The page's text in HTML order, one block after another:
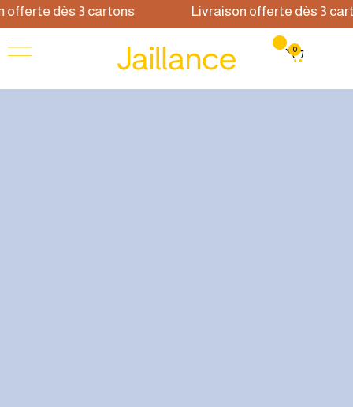
dès 3 cartons Livraison offerte dès 3 cartons
0